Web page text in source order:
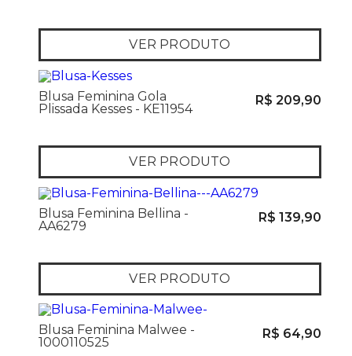
VER PRODUTO
Blusa Feminina Gola
Plissada Kesses - KE11954
R$ 209,90
VER PRODUTO
Blusa Feminina Bellina -
AA6279
R$ 139,90
VER PRODUTO
Blusa Feminina Malwee -
1000110525
R$ 64,90